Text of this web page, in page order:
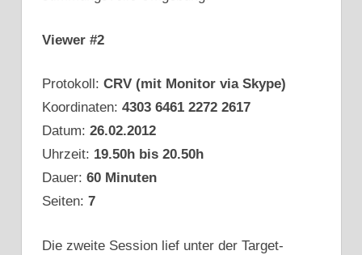
Viewer #2
Protokoll: CRV (mit Monitor via Skype)
Koordinaten: 4303 6461 2272 2617
Datum: 26.02.2012
Uhrzeit: 19.50h bis 20.50h
Dauer: 60 Minuten
Seiten: 7
Die zweite Session lief unter der Target-